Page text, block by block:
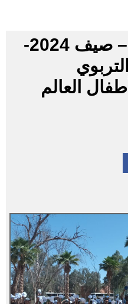
المخيمات الصيفية– صيف 2024-
العالم